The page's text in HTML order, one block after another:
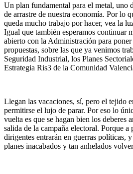
Un plan fundamental para el metal, uno
de arrastre de nuestra economía. Por lo
queda mucho trabajo por hacer, vea la
Igual que también esperamos continuar
abierto con la Administración para
propuestas, sobre las que ya venimos
Seguridad Industrial, los Planes
Estrategia Ris3 de la Comunidad
Llegan las vacaciones, sí, pero el tejido
permitirse el lujo de parar. Por eso lo
vuelta es que se hagan bien los deberes
salida de la campaña electoral. Porque a
dirigentes entrarán en guerras políticas,
planes inacabados y tan anhelados